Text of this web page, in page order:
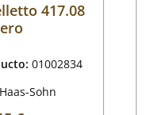
417.08
01002834
Haas-Sohn